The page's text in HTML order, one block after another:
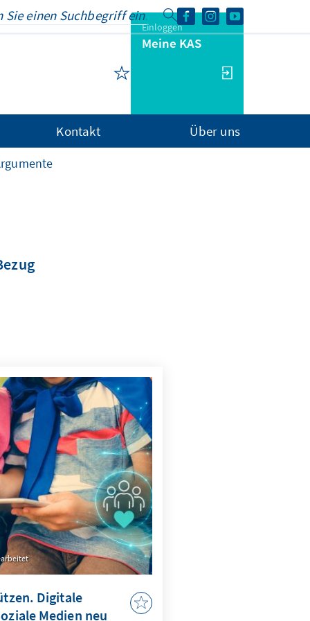
Einloggen
Meine KAS
Kontakt Über uns
Digitale
Medien neu